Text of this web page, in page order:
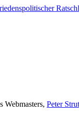
Webmasters, Peter